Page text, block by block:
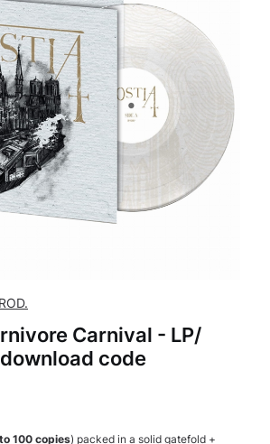
Carnival - LP/
code
100 copies) packed in a solid gatefold +